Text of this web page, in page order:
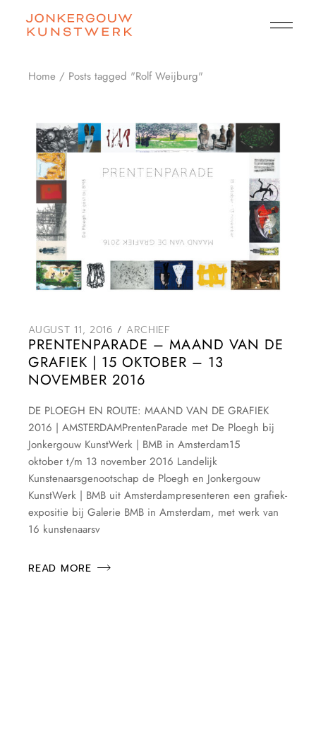
content
Home Posts tagged "Rolf Weijburg"
AUGUST 11, 2016 ARCHIEF
PRENTENPARADE – MAAND VAN DE
GRAFIEK | 15 OKTOBER – 13
NOVEMBER 2016
DE PLOEGH EN ROUTE: MAAND VAN DE GRAFIEK
2016 | AMSTERDAMPrentenParade met De Ploegh bij
Jonkergouw KunstWerk | BMB in Amsterdam15
oktober t/m 13 november 2016 Landelijk
Kunstenaarsgenootschap de Ploegh en Jonkergouw
KunstWerk | BMB uit Amsterdampresenteren een grafiek-
expositie bij Galerie BMB in Amsterdam, met werk van
16 kunstenaarsv
READ MORE